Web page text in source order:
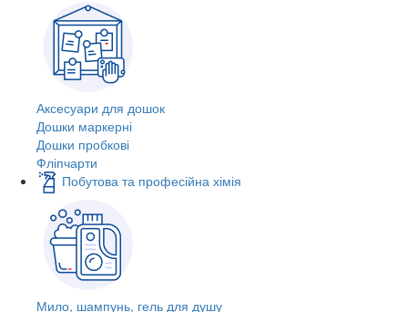
Аксесуари для дошок
Дошки маркерні
Дошки пробкові
Фліпчарти
Побутова та професійна хімія
Мило, шампунь, гель для душу